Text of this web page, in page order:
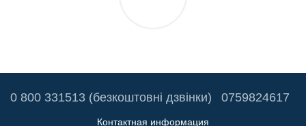
0 800 331513 (безкоштовні дзвінки) 0759824617
Контактная информация